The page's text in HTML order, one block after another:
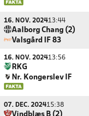
16. NOV. 202413:44
Aalborg Chang (2)
Valsgård IF 83
16. NOV. 202413:56
RKG
Nr. Kongerslev IF
07. DEC. 202415:38
Vindblæs B (2)